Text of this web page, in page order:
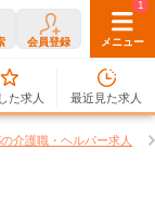
会員登録 メニュー
0
た求人
1
最近見た求人
介護職・ヘルパー求人